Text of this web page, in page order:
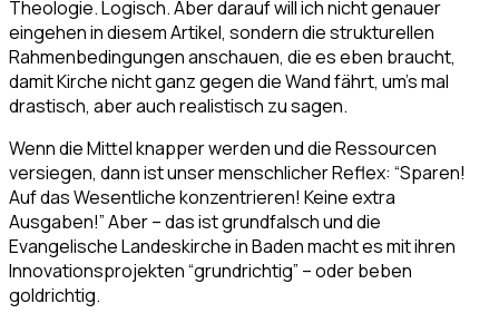
Theologie. Logisch. Aber darauf will ich nicht genauer
eingehen in diesem Artikel, sondern die strukturellen
Rahmenbedingungen anschauen, die es eben braucht,
damit Kirche nicht ganz gegen die Wand fährt, um’s mal
drastisch, aber auch realistisch zu sagen.
Wenn die Mittel knapper werden und die Ressourcen
versiegen, dann ist unser menschlicher Reflex: “Sparen!
Auf das Wesentliche konzentrieren! Keine extra
Ausgaben!” Aber – das ist grundfalsch und die
Evangelische Landeskirche in Baden macht es mit ihren
Innovationsprojekten “grundrichtig” – oder beben
goldrichtig.